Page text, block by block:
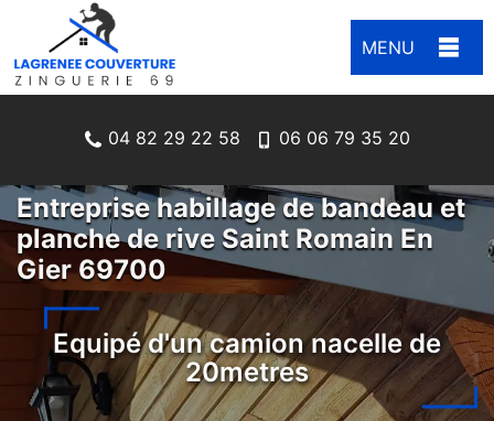
MENU
04 82 29 22 58 06 06 79 35 20
Entreprise habillage de bandeau et
planche de rive Saint Romain En
Gier 69700
Equipé d'un camion nacelle de
20metres